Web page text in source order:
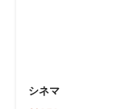
シネマ